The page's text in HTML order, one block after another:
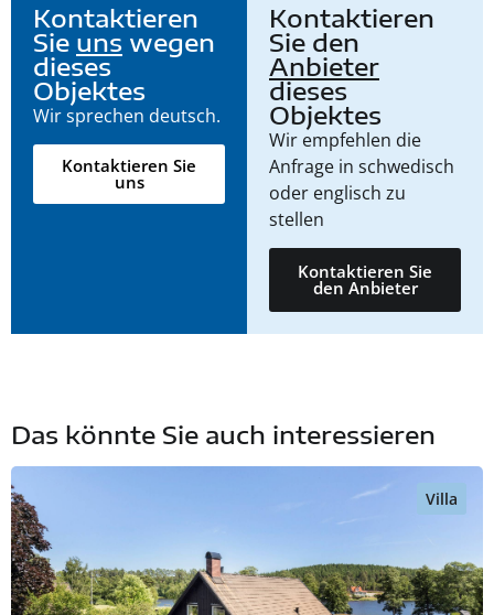
Kontaktieren
Sie uns wegen
dieses
Objektes
Wir sprechen deutsch.
Kontaktieren Sie
uns
Kontaktieren
Sie den
Anbieter
dieses
Objektes
Wir empfehlen die
Anfrage in schwedisch
oder englisch zu
stellen
Kontaktieren Sie
den Anbieter
Das könnte Sie auch interessieren
Villa